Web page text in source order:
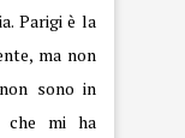
Parigi è la
ma non
sono in
che mi ha